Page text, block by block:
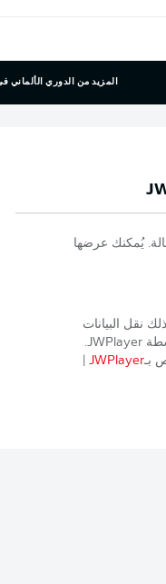
المزيد من الدوري الألماني
يُمكنك عرضها
نقل البيانات
JWPlayer
.
بـJWPlayer